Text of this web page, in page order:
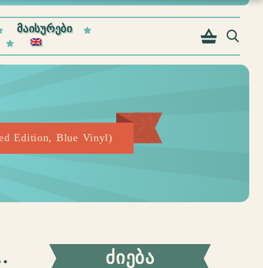
ᲛᲐᲘᲡᲣᲠᲔᲑᲘ
Edition, Blue Vinyl)
ᲫᲘᲔᲑᲐ